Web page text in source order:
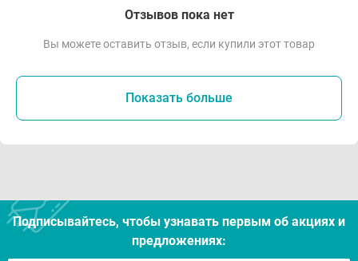
Отзывов пока нет
Вы можете оставить отзыв, если купили этот товар
Показать больше
Подписывайтесь, чтобы узнавать первым об акцияx и
предложениях: